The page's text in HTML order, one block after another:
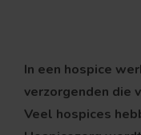
In een hospice
verzorgenden die
Veel hospices